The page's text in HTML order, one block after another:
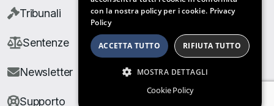
Tribunali
Sentenze
Newsletter
Supporto
con la nostra policy per i cookie. Privacy
Policy
ACCETTA TUTTO RIFIUTA TUTTO
MOSTRA DETTAGLI
Cookie Policy